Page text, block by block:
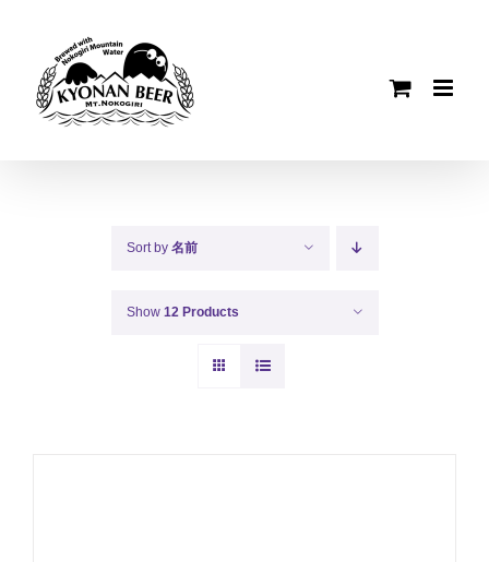
content
Sort by 名前
Show 12 Products